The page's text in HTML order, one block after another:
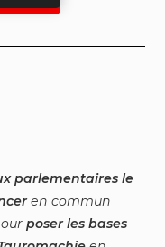
parlementaires le
en commun
poser les bases